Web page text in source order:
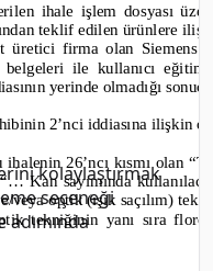
kolaylaştırmak
seçeneği
ihale işlem dosyası
teklif edilen ürünlere
üretici firma olan
ile kullanıcı
yerinde olmadığı
2’nci iddiasına ilişkin
ihalenin 26’ncı kısmı olan
“… Kan sayımında
veya optik (ışık saçılım)
tekniğinin yanı sıra